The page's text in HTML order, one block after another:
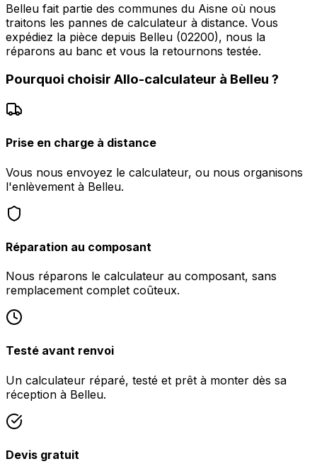
Belleu fait partie des communes du Aisne où nous
traitons les pannes de calculateur à distance. Vous
expédiez la pièce depuis Belleu (02200), nous la
réparons au banc et vous la retournons testée.
Pourquoi choisir Allo-calculateur à Belleu ?
Prise en charge à distance
Vous nous envoyez le calculateur, ou nous organisons
l'enlèvement à Belleu.
Réparation au composant
Nous réparons le calculateur au composant, sans
remplacement complet coûteux.
Testé avant renvoi
Un calculateur réparé, testé et prêt à monter dès sa
réception à Belleu.
Devis gratuit